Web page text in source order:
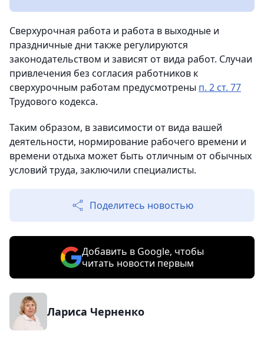
Сверхурочная работа и работа в выходные и
праздничные дни также регулируются
законодательством и зависят от вида работ. Случаи
привлечения без согласия работников к
сверхурочным работам предусмотрены п. 2 ст. 77
Трудового кодекса.
Таким образом, в зависимости от вида вашей
деятельности, нормирование рабочего времени и
времени отдыха может быть отличным от обычных
условий труда, заключили специалисты.
Поделитесь новостью
Добавить в Google, чтобы
читать новости первым
Лариса Черненко